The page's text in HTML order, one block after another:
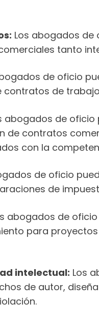
Los abogados de
tanto
de oficio
de
abogados de
de contratos
con la
de oficio
de
abogados de
para
intelectual: Los
de autor,